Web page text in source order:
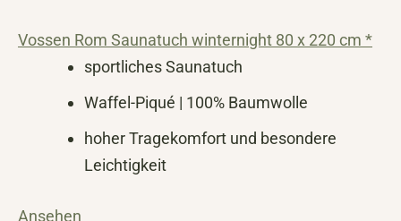
Vossen Rom Saunatuch winternight 80 x 220 cm *
sportliches Saunatuch
Waffel-Piqué | 100% Baumwolle
hoher Tragekomfort und besondere
Leichtigkeit
Ansehen